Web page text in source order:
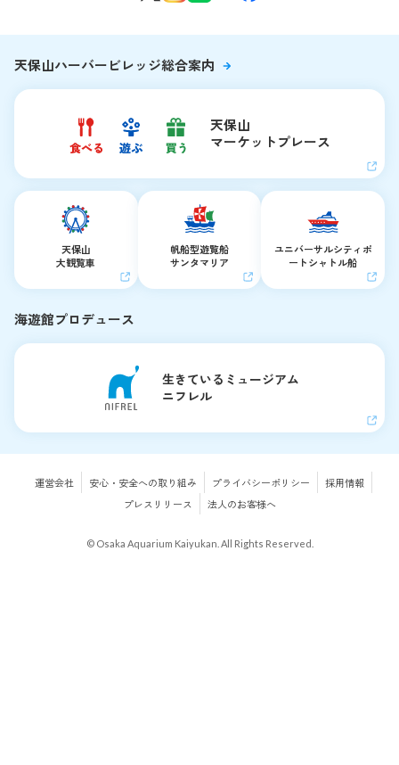
天保山ハーバービレッジ総合案内
天保山
マーケットプレース
天保山
大観覧車
帆船型遊覧船
サンタマリア
ユニバーサルシティ ポ
ートシャトル船
海遊館プロデュース
生きているミュージアム
ニフレル
運営会社 安心・安全への取り組み プライバシーポリシー
採用情報
プレスリリース
法人のお客様へ
© Osaka Aquarium Kaiyukan. All Rights Reserved.